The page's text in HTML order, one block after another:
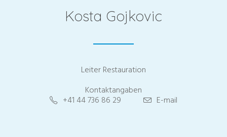
Kosta Gojkovic
Leiter Restauration
Kontaktangaben
+41 44 736 86 29 E-mail